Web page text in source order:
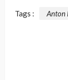
Tags : Anton